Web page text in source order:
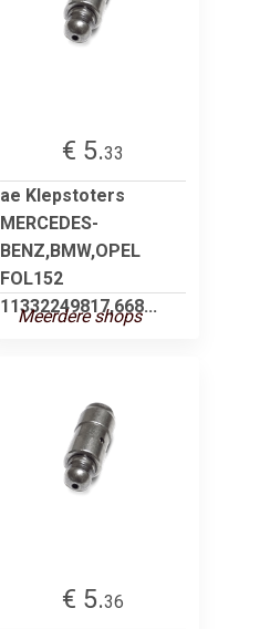
€ 5.33
ae Klepstoters
MERCEDES-
BENZ,BMW,OPEL
FOL152
11332249817,668...
Meerdere shops
€ 5.36